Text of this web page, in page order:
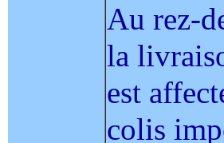
Au rez-
la
est
colis